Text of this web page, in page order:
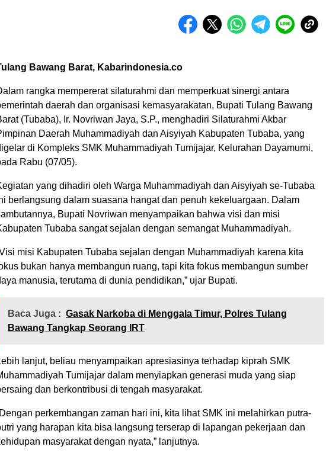
Bawang Barat, Kabarindonesia.co
rangka mempererat silaturahmi dan memperkuat sinergi antara
daerah dan organisasi kemasyarakatan, Bupati Tulang Bawang
(Tubaba), Ir. Novriwan Jaya, S.P., menghadiri Silaturahmi Akbar
Daerah Muhammadiyah dan Aisyiyah Kabupaten Tubaba, yang
di Kompleks SMK Muhammadiyah Tumijajar, Kelurahan Dayamurni,
Rabu (07/05).
yang dihadiri oleh Warga Muhammadiyah dan Aisyiyah se-Tubaba
berlangsung dalam suasana hangat dan penuh kekeluargaan. Dalam
Bupati Novriwan menyampaikan bahwa visi dan misi
Tubaba sangat sejalan dengan semangat Muhammadiyah.
misi Kabupaten Tubaba sejalan dengan Muhammadiyah karena kita
bukan hanya membangun ruang, tapi kita fokus membangun sumber
manusia, terutama di dunia pendidikan,” ujar Bupati.
Baca Juga : Gasak Narkoba di Menggala Timur, Polres Tulang
Bawang Tangkap Seorang IRT
lanjut, beliau menyampaikan apresiasinya terhadap kiprah SMK
Tumijajar dalam menyiapkan generasi muda yang siap
dan berkontribusi di tengah masyarakat.
perkembangan zaman hari ini, kita lihat SMK ini melahirkan putra-
yang harapan kita bisa langsung terserap di lapangan pekerjaan dan
masyarakat dengan nyata,” lanjutnya.